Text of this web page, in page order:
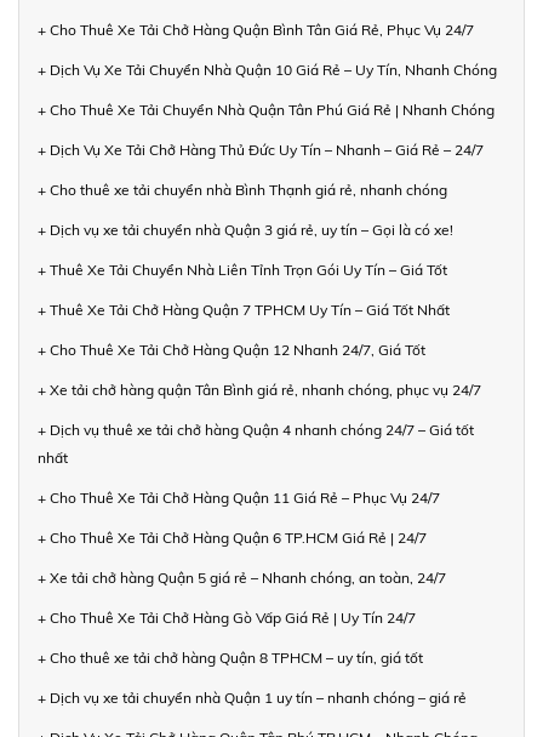
+ Cho Thuê Xe Tải Chở Hàng Quận Bình Tân Giá Rẻ, Phục Vụ 24/7
+ Dịch Vụ Xe Tải Chuyển Nhà Quận 10 Giá Rẻ – Uy Tín, Nhanh Chóng
+ Cho Thuê Xe Tải Chuyển Nhà Quận Tân Phú Giá Rẻ | Nhanh Chóng
+ Dịch Vụ Xe Tải Chở Hàng Thủ Đức Uy Tín – Nhanh – Giá Rẻ – 24/7
+ Cho thuê xe tải chuyển nhà Bình Thạnh giá rẻ, nhanh chóng
+ Dịch vụ xe tải chuyển nhà Quận 3 giá rẻ, uy tín – Gọi là có xe!
+ Thuê Xe Tải Chuyển Nhà Liên Tỉnh Trọn Gói Uy Tín – Giá Tốt
+ Thuê Xe Tải Chở Hàng Quận 7 TPHCM Uy Tín – Giá Tốt Nhất
+ Cho Thuê Xe Tải Chở Hàng Quận 12 Nhanh 24/7, Giá Tốt
+ Xe tải chở hàng quận Tân Bình giá rẻ, nhanh chóng, phục vụ 24/7
+ Dịch vụ thuê xe tải chở hàng Quận 4 nhanh chóng 24/7 – Giá tốt
nhất
+ Cho Thuê Xe Tải Chở Hàng Quận 11 Giá Rẻ – Phục Vụ 24/7
+ Cho Thuê Xe Tải Chở Hàng Quận 6 TP.HCM Giá Rẻ | 24/7
+ Xe tải chở hàng Quận 5 giá rẻ – Nhanh chóng, an toàn, 24/7
+ Cho Thuê Xe Tải Chở Hàng Gò Vấp Giá Rẻ | Uy Tín 24/7
+ Cho thuê xe tải chở hàng Quận 8 TPHCM – uy tín, giá tốt
+ Dịch vụ xe tải chuyển nhà Quận 1 uy tín – nhanh chóng – giá rẻ